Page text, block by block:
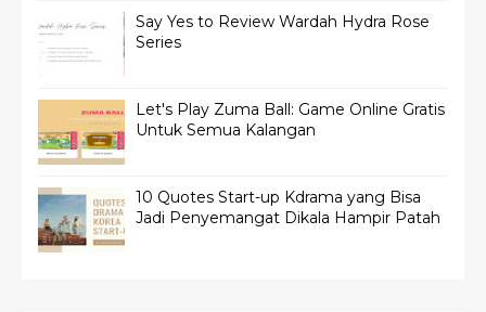
Say Yes to Review Wardah Hydra Rose
Series
Let's Play Zuma Ball: Game Online Gratis
Untuk Semua Kalangan
10 Quotes Start-up Kdrama yang Bisa
Jadi Penyemangat Dikala Hampir Patah